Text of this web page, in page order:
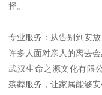
择。
专业服务：从告别到安
许多人面对亲人的离去
武汉生命之源文化有限
殡葬服务，让家属能够安